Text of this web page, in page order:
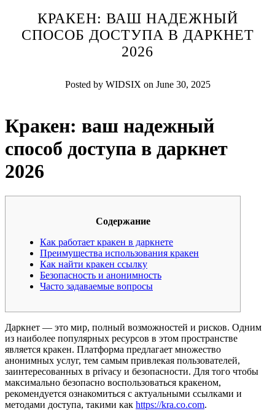
КРАКЕН: ВАШ НАДЕЖНЫЙ
СПОСОБ ДОСТУПА В ДАРКНЕТ
2026
Posted by WIDSIX on June 30, 2025
Кракен: ваш надежный
способ доступа в даркнет
2026
Содержание
Как работает кракен в даркнете
Преимущества использования кракен
Как найти кракен ссылку
Безопасность и анонимность
Часто задаваемые вопросы
Даркнет — это мир, полный возможностей и рисков. Одним
из наиболее популярных ресурсов в этом пространстве
является кракен. Платформа предлагает множество
анонимных услуг, тем самым привлекая пользователей,
заинтересованных в privacy и безопасности. Для того чтобы
максимально безопасно воспользоваться кракеном,
рекомендуется ознакомиться с актуальными ссылками и
методами доступа, такими как https://kra.co.com.